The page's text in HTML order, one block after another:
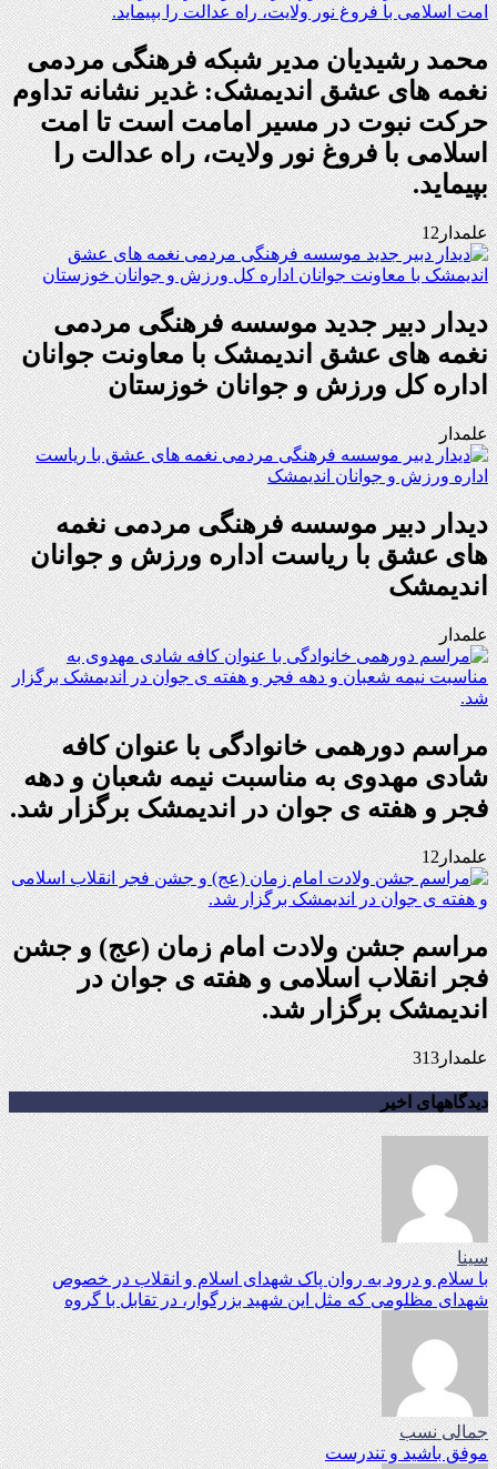
محمد رشیدیان مدیر شبکه فرهنگی مردمی
نغمه های عشق اندیمشک: غدیر نشانه تداوم
حرکت نبوت در مسیر امامت است تا امت
اسلامی با فروغ نور ولایت، راه عدالت را
بپیماید.
علمدار12
دیدار دبیر جدید موسسه فرهنگی مردمی
نغمه های عشق اندیمشک با معاونت جوانان
اداره کل ورزش و جوانان خوزستان
علمدار
دیدار دبیر موسسه فرهنگی مردمی نغمه
های عشق با ریاست اداره ورزش و جوانان
اندیمشک
علمدار
مراسم دورهمی خانوادگی با عنوان کافه
شادی مهدوی به مناسبت نیمه شعبان و دهه
فجر و هفته ی جوان در اندیمشک برگزار شد.
علمدار12
مراسم جشن ولادت امام زمان (عج) و جشن
فجر انقلاب اسلامی و هفته ی جوان در
اندیمشک برگزار شد.
علمدار313
دیدگاههای اخیر
سینا
با سلام و درود به روان پاک شهدای اسلام و انقلاب در خصوص
شهدای مظلومی که مثل این شهید بزرگوار، در تقابل با گروه
جمالی نسب
موفق باشید و تندرست